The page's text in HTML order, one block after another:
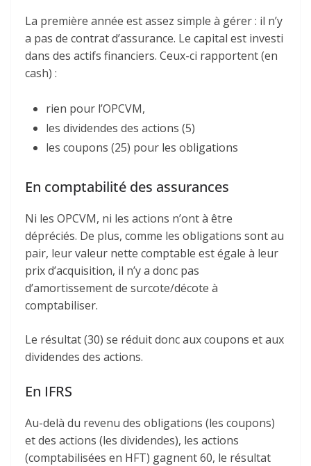
La première année est assez simple à gérer : il n’y
a pas de contrat d’assurance. Le capital est investi
dans des actifs financiers. Ceux-ci rapportent (en
cash) :
rien pour l’OPCVM,
les dividendes des actions (5)
les coupons (25) pour les obligations
En comptabilité des assurances
Ni les OPCVM, ni les actions n’ont à être
dépréciés. De plus, comme les obligations sont au
pair, leur valeur nette comptable est égale à leur
prix d’acquisition, il n’y a donc pas
d’amortissement de surcote/décote à
comptabiliser.
Le résultat (30) se réduit donc aux coupons et aux
dividendes des actions.
En IFRS
Au-delà du revenu des obligations (les coupons)
et des actions (les dividendes), les actions
(comptabilisées en HFT) gagnent 60, le résultat